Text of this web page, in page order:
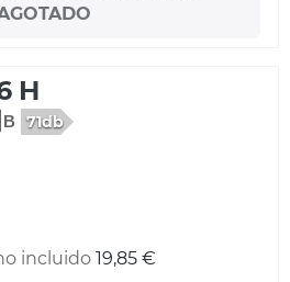
H
71db
incluido 19,85 €